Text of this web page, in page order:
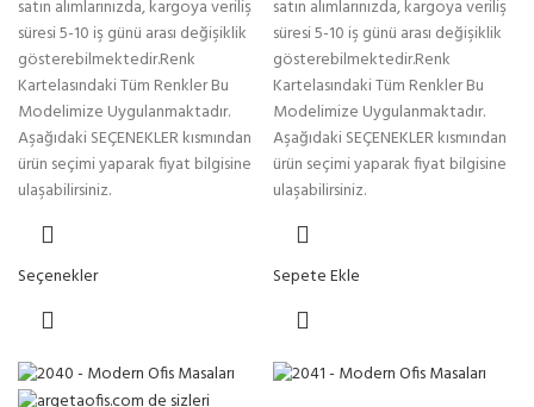
satın alımlarınızda, kargoya veriliş
süresi 5-10 iş günü arası değişiklik
gösterebilmektedir.Renk
Kartelasındaki Tüm Renkler Bu
Modelimize Uygulanmaktadır.
Aşağıdaki SEÇENEKLER kısmından
ürün seçimi yaparak fiyat bilgisine
ulaşabilirsiniz.
Seçenekler
satın alımlarınızda, kargoya veriliş
süresi 5-10 iş günü arası değişiklik
gösterebilmektedir.Renk
Kartelasındaki Tüm Renkler Bu
Modelimize Uygulanmaktadır.
Aşağıdaki SEÇENEKLER kısmından
ürün seçimi yaparak fiyat bilgisine
ulaşabilirsiniz.
Sepete Ekle